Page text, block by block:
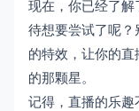
现在，你已经了解
待想要尝试了呢
的特效，让你的
的那颗星。
记得，直播的乐趣